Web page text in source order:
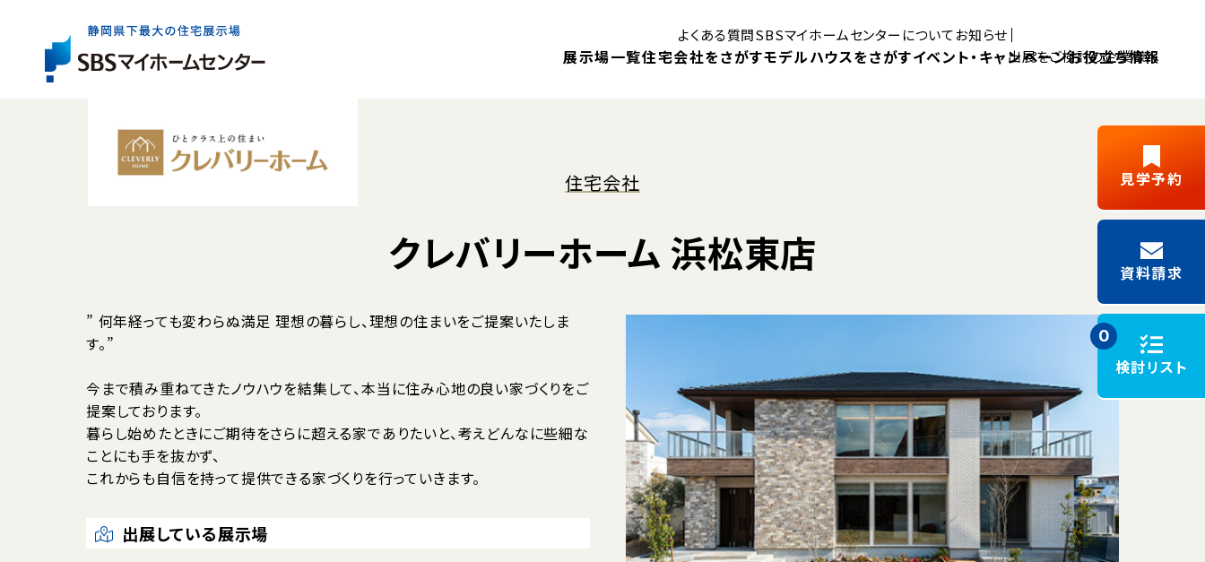
展示場一覧
展示場一覧
まずはお近くの展示場へお気軽にお越しください！
展示場一覧トップ
御殿場展示場
静岡展示場 藤枝展示場
住宅会社をさがす
住宅会社を さがす
ご家族にぴったりの特徴やテイストの住宅会社を
住宅会社検索 施工事例
モデルハウスをさがすイベント・キャンペーン
マイホームをお考えのご家族に嬉しい企画をご案内します。
モデルハウス
見学予約
キャンペーン
モデルハウス
1DAY見学
展示場イベント モデルハウスイベント
モデルハウスインフォメーション
お役立ち情報
お役立ち 情報
住まいづくりの基礎知識やコラム、資金情報など
はじめての住まいづくり講座
住まいに関する補助金・助成金
よくある質問SBSマイホームセンターについてお知らせ
出展をご検討の企業様へ
見学予約
資料請求
検討リスト
0
住宅会社
クレバリーホーム 浜松東店
” 何年経っても変わらぬ満足 理想の暮らし、理想の住まいをご提案いたしま
す。”
今まで積み重ねてきたノウハウを結集して、本当に住み心地の良い家づくりをご
提案しております。
暮らし始めたときにご期待をさらに超える家でありたいと、考えどんなに些細な
ことにも手を抜かず、
これからも自信を持って提供できる家づくりを行っていきます。
出展している展示場